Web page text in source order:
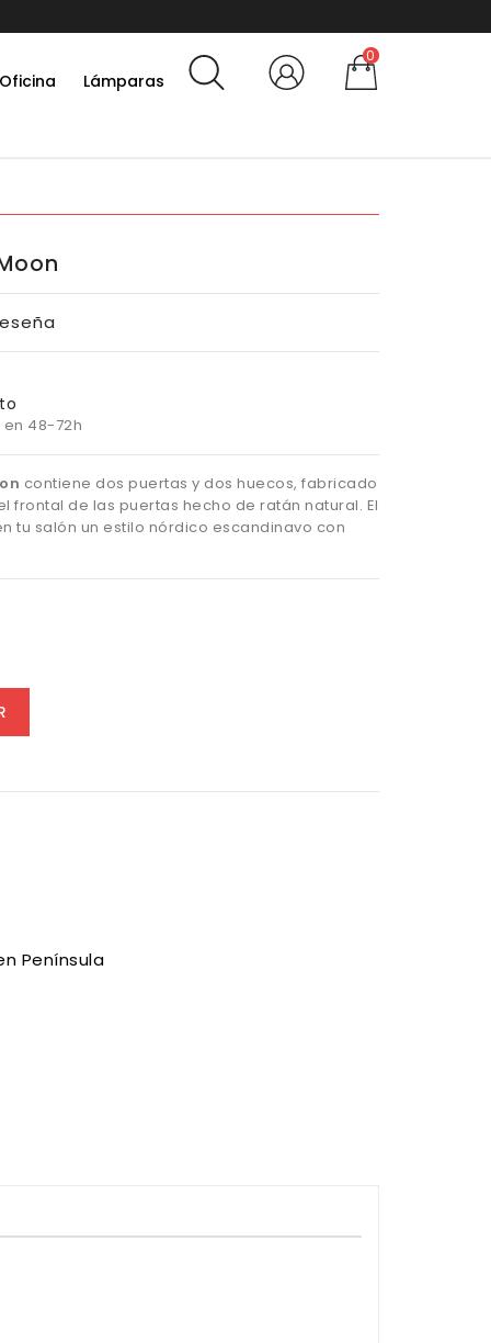
Oficina Lámparas
0
48-72h
contiene dos puertas y dos huecos, fabricado
frontal de las puertas hecho de ratán natural. El
tu salón un estilo nórdico escandinavo con
Península